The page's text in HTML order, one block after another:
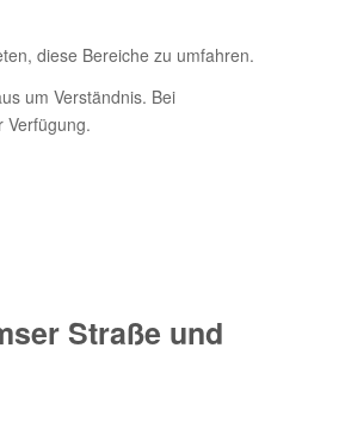
diese Bereiche zu umfahren.
um Verständnis. Bei
Verfügung.
Straße und